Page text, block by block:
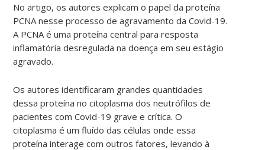
No artigo, os autores explicam o papel da proteína
PCNA nesse processo de agravamento da Covid-19.
A PCNA é uma proteína central para resposta
inflamatória desregulada na doença em seu estágio
agravado.
Os autores identificaram grandes quantidades
dessa proteína no citoplasma dos neutrófilos de
pacientes com Covid-19 grave e crítica. O
citoplasma é um fluído das células onde essa
proteína interage com outros fatores, levando à